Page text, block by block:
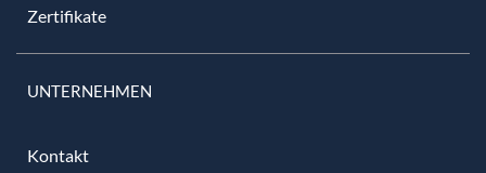
Zertifikate
UNTERNEHMEN
Kontakt